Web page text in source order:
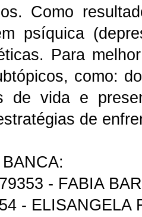
Como
psíquica
Para
como:
de vida e
de
- FABIA
- ELISANGELA